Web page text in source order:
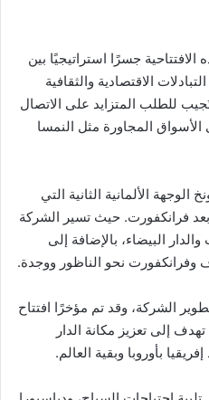
جسرًا استراتيجيًا بين
الاقتصادية والثقافية
للطلب المتزايد على الاتصال
الأسواق المجاورة مثل النمسا
الألمانية الثانية التي
بعد فرانكفورت. حيث تسير الشركة
البيضاء، بالإضافة إلى
نحو الناظور ووجدة.
الشركة، وقد تم مؤخرًا افتتاح
إلى تعزيز مكانة الدار
بأوروبا وبقية العالم.